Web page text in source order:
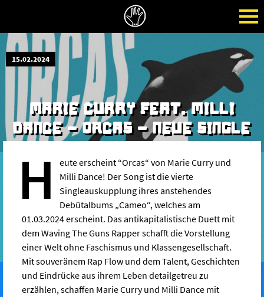
15.02.2024
MARIE CURRY FEAT. MILLI
DANCE - ORCAS - NEUE SINGLE
H
eute erscheint “Orcas“ von Marie Curry und
Milli Dance! Der Song ist die vierte
Singleauskupplung ihres anstehendes
Debütalbums „Cameo“, welches am
01.03.2024erscheint. Das antikapitalistische Duett mit
dem Waving The Guns Rapper schafft die Vorstellung
einer Welt ohne Faschismus und Klassengesellschaft.
Mit souveränem Rap Flow und dem Talent, Geschichten
und Eindrücke aus ihrem Leben detailgetreu zu
erzählen, schaffen Marie Curry und Milli Dance mit